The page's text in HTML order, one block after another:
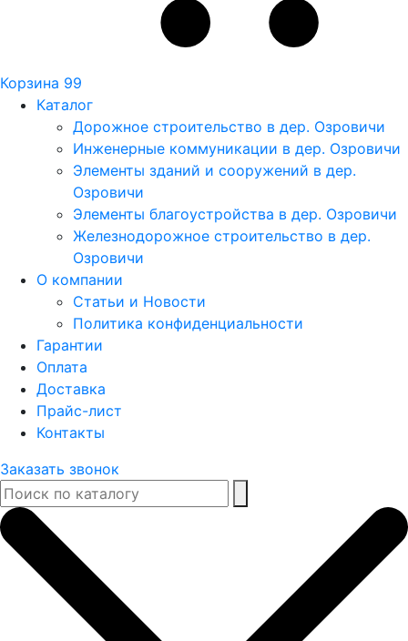
Корзина 99
Каталог
Дорожное строительство в дер. Озровичи
Инженерные коммуникации в дер. Озровичи
Элементы зданий и сооружений в дер.
Озровичи
Элементы благоустройства в дер. Озровичи
Железнодорожное строительство в дер.
Озровичи
О компании
Статьи и Новости
Политика конфиденциальности
Гарантии
Оплата
Доставка
Прайс-лист
Контакты
Заказать звонок